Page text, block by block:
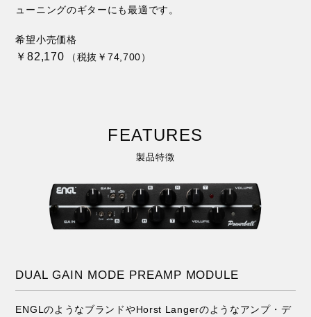
ューニングのギターにも最適です。
希望小売価格
￥82,170 （税抜￥74,700）
FEATURES
製品特徴
DUAL GAIN MODE PREAMP MODULE
ENGLのようなブランドやHorst Langerのようなアンプ・デ